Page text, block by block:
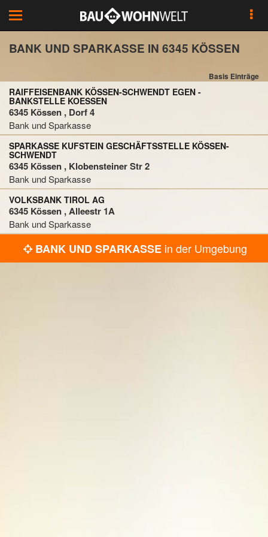
Toggle
navigation
BANK UND SPARKASSE IN 6345 KÖSSEN
Basis Einträge
RAIFFEISENBANK KÖSSEN-SCHWENDT EGEN -
BANKSTELLE KOESSEN
6345 Kössen , Dorf 4
Bank und Sparkasse
SPARKASSE KUFSTEIN GESCHÄFTSSTELLE KÖSSEN-
SCHWENDT
6345 Kössen , Klobensteiner Str 2
Bank und Sparkasse
VOLKSBANK TIROL AG
6345 Kössen , Alleestr 1A
Bank und Sparkasse
BANK UND SPARKASSE in der Umgebung